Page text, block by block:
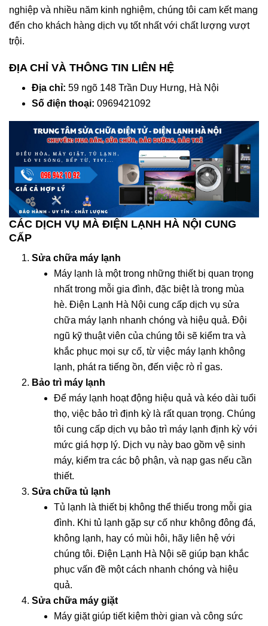
nghiệp và nhiều năm kinh nghiệm, chúng tôi cam kết mang
đến cho khách hàng dịch vụ tốt nhất với chất lượng vượt
trội.
ĐỊA CHỈ VÀ THÔNG TIN LIÊN HỆ
Địa chỉ: 59 ngõ 148 Trần Duy Hưng, Hà Nội
Số điện thoại: 0969421092
CÁC DỊCH VỤ MÀ ĐIỆN LẠNH HÀ NỘI CUNG
CẤP
Sửa chữa máy lạnh
Máy lạnh là một trong những thiết bị quan trọng
nhất trong mỗi gia đình, đặc biệt là trong mùa
hè. Điện Lạnh Hà Nội cung cấp dịch vụ sửa
chữa máy lạnh nhanh chóng và hiệu quả. Đội
ngũ kỹ thuật viên của chúng tôi sẽ kiểm tra và
khắc phục mọi sự cố, từ việc máy lạnh không
lạnh, phát ra tiếng ồn, đến việc rò rỉ gas.
Bảo trì máy lạnh
Để máy lạnh hoạt động hiệu quả và kéo dài tuổi
thọ, việc bảo trì định kỳ là rất quan trọng. Chúng
tôi cung cấp dịch vụ bảo trì máy lạnh định kỳ với
mức giá hợp lý. Dịch vụ này bao gồm vệ sinh
máy, kiểm tra các bộ phận, và nạp gas nếu cần
thiết.
Sửa chữa tủ lạnh
Tủ lạnh là thiết bị không thể thiếu trong mỗi gia
đình. Khi tủ lạnh gặp sự cố như không đông đá,
không lạnh, hay có mùi hôi, hãy liên hệ với
chúng tôi. Điện Lạnh Hà Nội sẽ giúp bạn khắc
phục vấn đề một cách nhanh chóng và hiệu
quả.
Sửa chữa máy giặt
Máy giặt giúp tiết kiệm thời gian và công sức